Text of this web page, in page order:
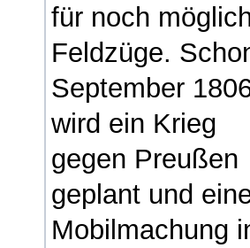
für noch
Feldzüge.
September
wird ein Krieg
gegen Preußen
geplant und
Mobilmachung